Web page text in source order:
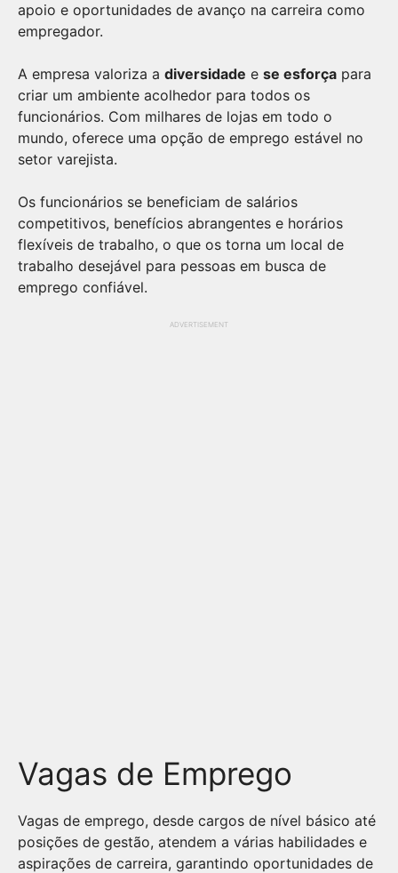
apoio e oportunidades de avanço na carreira como
empregador.
A empresa valoriza a diversidade e se esforça para
criar um ambiente acolhedor para todos os
funcionários. Com milhares de lojas em todo o
mundo, oferece uma opção de emprego estável no
setor varejista.
Os funcionários se beneficiam de salários
competitivos, benefícios abrangentes e horários
flexíveis de trabalho, o que os torna um local de
trabalho desejável para pessoas em busca de
emprego confiável.
ADVERTISEMENT
Vagas de Emprego
Vagas de emprego, desde cargos de nível básico até
posições de gestão, atendem a várias habilidades e
aspirações de carreira, garantindo oportunidades de